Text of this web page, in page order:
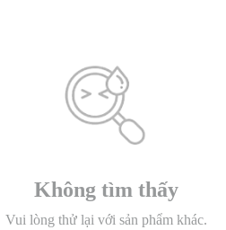
Không tìm thấy
Vui lòng thử lại với sản phẩm khác.